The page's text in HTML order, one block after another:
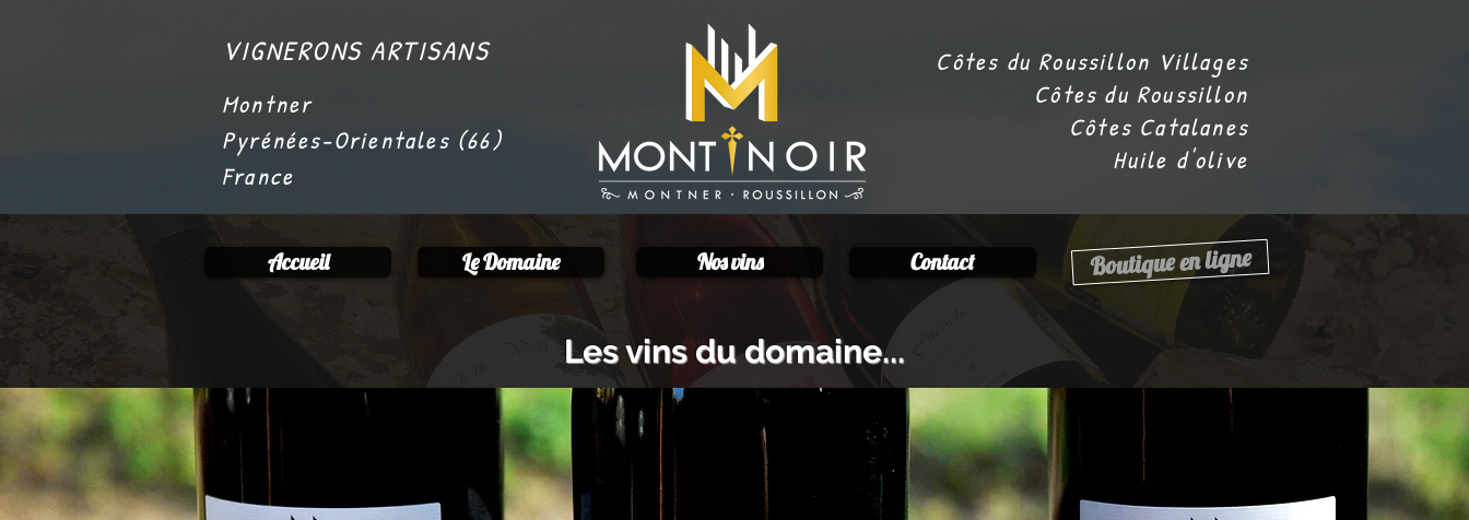
VIGNERONS ARTISANS
Montner
Pyrénées-Orientales (66)
France
Côtes du Roussillon Villages
Côtes du Roussillon
Côtes Catalanes
Huile d'olive
Les vins du domaine...
Accueil Le Domaine Nos vins Contact Boutique en ligne